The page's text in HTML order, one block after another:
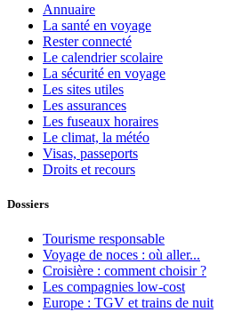
Annuaire
La santé en voyage
Rester connecté
Le calendrier scolaire
La sécurité en voyage
Les sites utiles
Les assurances
Les fuseaux horaires
Le climat, la météo
Visas, passeports
Droits et recours
Dossiers
Tourisme responsable
Voyage de noces : où aller...
Croisière : comment choisir ?
Les compagnies low-cost
Europe : TGV et trains de nuit